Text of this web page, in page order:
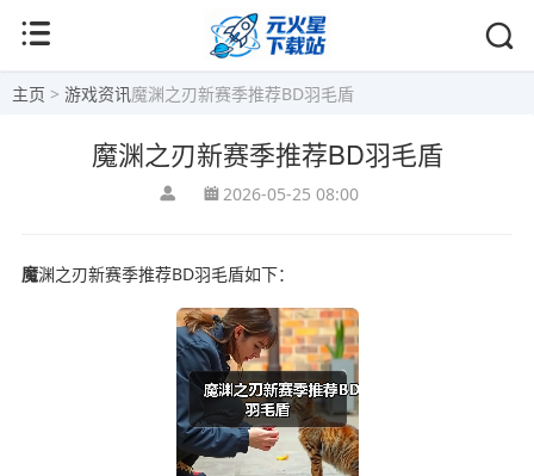
主页 > 游戏资讯魔渊之刃新赛季推荐BD羽毛盾
魔渊之刃新赛季推荐BD羽毛盾
2026-05-25 08:00
魔渊之刃新赛季推荐BD羽毛盾如下：